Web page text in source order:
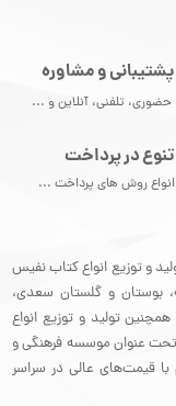
در زمینه تولید و توزیع انواع کتاب نفیس
بوستان و گلستان سعدی،
تولید و توزیع انواع
تحت عنوان موسسه فرهنگی و
قیمت‌های عالی در سراسر
تنوع در پرداخت
انواع روش های پرداخت ...
پشتیبانی و مشاوره
حضوری، تلفنی، آنلاین و ...